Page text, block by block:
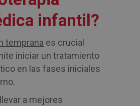
infantil?
temprana es crucial
iniciar un tratamiento
en las fases iniciales
a mejores